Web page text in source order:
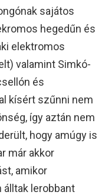
sajátos
hegedűn és
elektromos
valamint Simkó-
és
kísért szűnni nem
így aztán nem
hogy amúgy is
már akkor
amikor
lerobbant